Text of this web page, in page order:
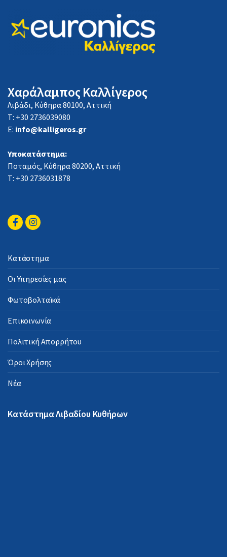
Χαράλαμπος Καλλίγερος
Λιβάδι, Κύθηρα 80100, Αττική
Τ: +30 2736039080
E: info@kalligeros.gr
Υποκατάστημα:
Ποταμός, Κύθηρα 80200, Αττική
Τ: +30 2736031878
Κατάστημα
Οι Υπηρεσίες μας
Φωτοβολταϊκά
Επικοινωνία
Πολιτική Απορρήτου
Όροι Χρήσης
Νέα
Κατάστημα Λιβαδίου Κυθήρων